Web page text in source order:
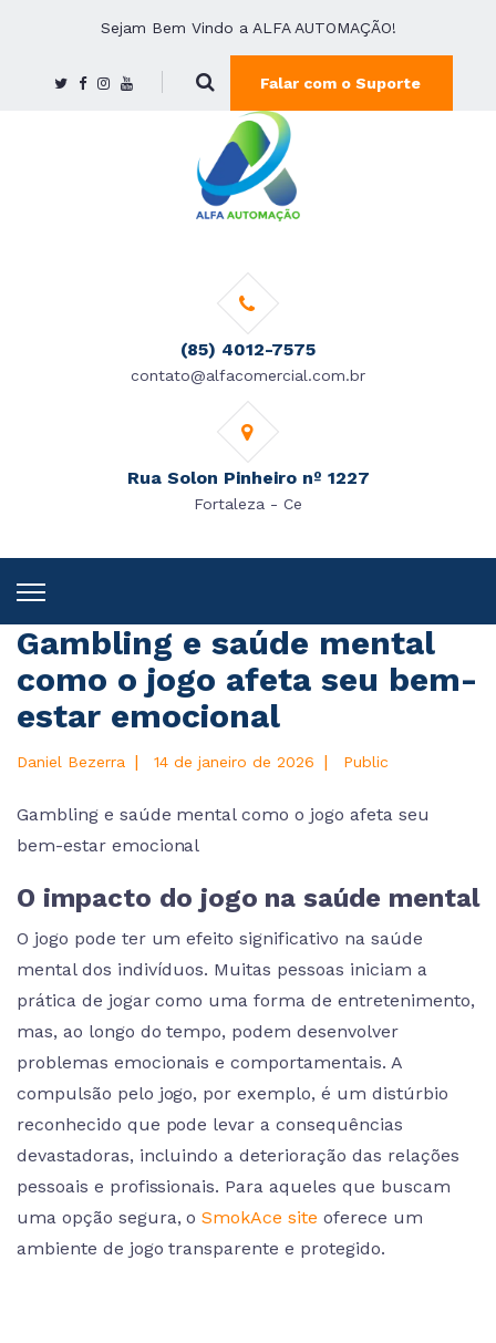
Sejam Bem Vindo a ALFA AUTOMAÇÃO!
Falar com o Suporte
(85) 4012-7575
contato@alfacomercial.com.br
Rua Solon Pinheiro nº 1227
Fortaleza - Ce
Gambling e saúde mental
como o jogo afeta seu bem-
estar emocional
Daniel Bezerra | 14 de janeiro de 2026 | Public
Gambling e saúde mental como o jogo afeta seu
bem-estar emocional
O impacto do jogo na saúde mental
O jogo pode ter um efeito significativo na saúde
mental dos indivíduos. Muitas pessoas iniciam a
prática de jogar como uma forma de entretenimento,
mas, ao longo do tempo, podem desenvolver
problemas emocionais e comportamentais. A
compulsão pelo jogo, por exemplo, é um distúrbio
reconhecido que pode levar a consequências
devastadoras, incluindo a deterioração das relações
pessoais e profissionais. Para aqueles que buscam
uma opção segura, oSmokAce site oferece um
ambiente de jogo transparente e protegido.